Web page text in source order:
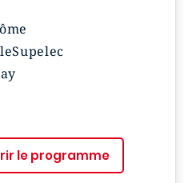
le programme